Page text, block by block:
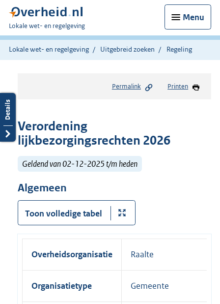
Menu
U
bent
hier:
Lokale wet- en regelgeving
Lokale wet- en regelgeving Uitgebreid zoeken Regeling
Permalink Printen
Verordening
lijkbezorgingsrechten 2026
Geldend van 02-12-2025 t/m heden
Algemeen
Toon volledige tabel
Overheidsorganisatie Raalte
Organisatietype Gemeente